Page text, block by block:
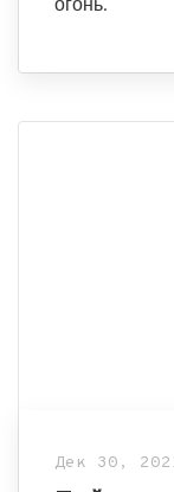
огонь.
Дек 30,